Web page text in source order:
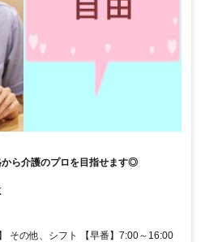
ら介護のプロを目指せます◎
その他、シフト 【早番】7:00～16:00